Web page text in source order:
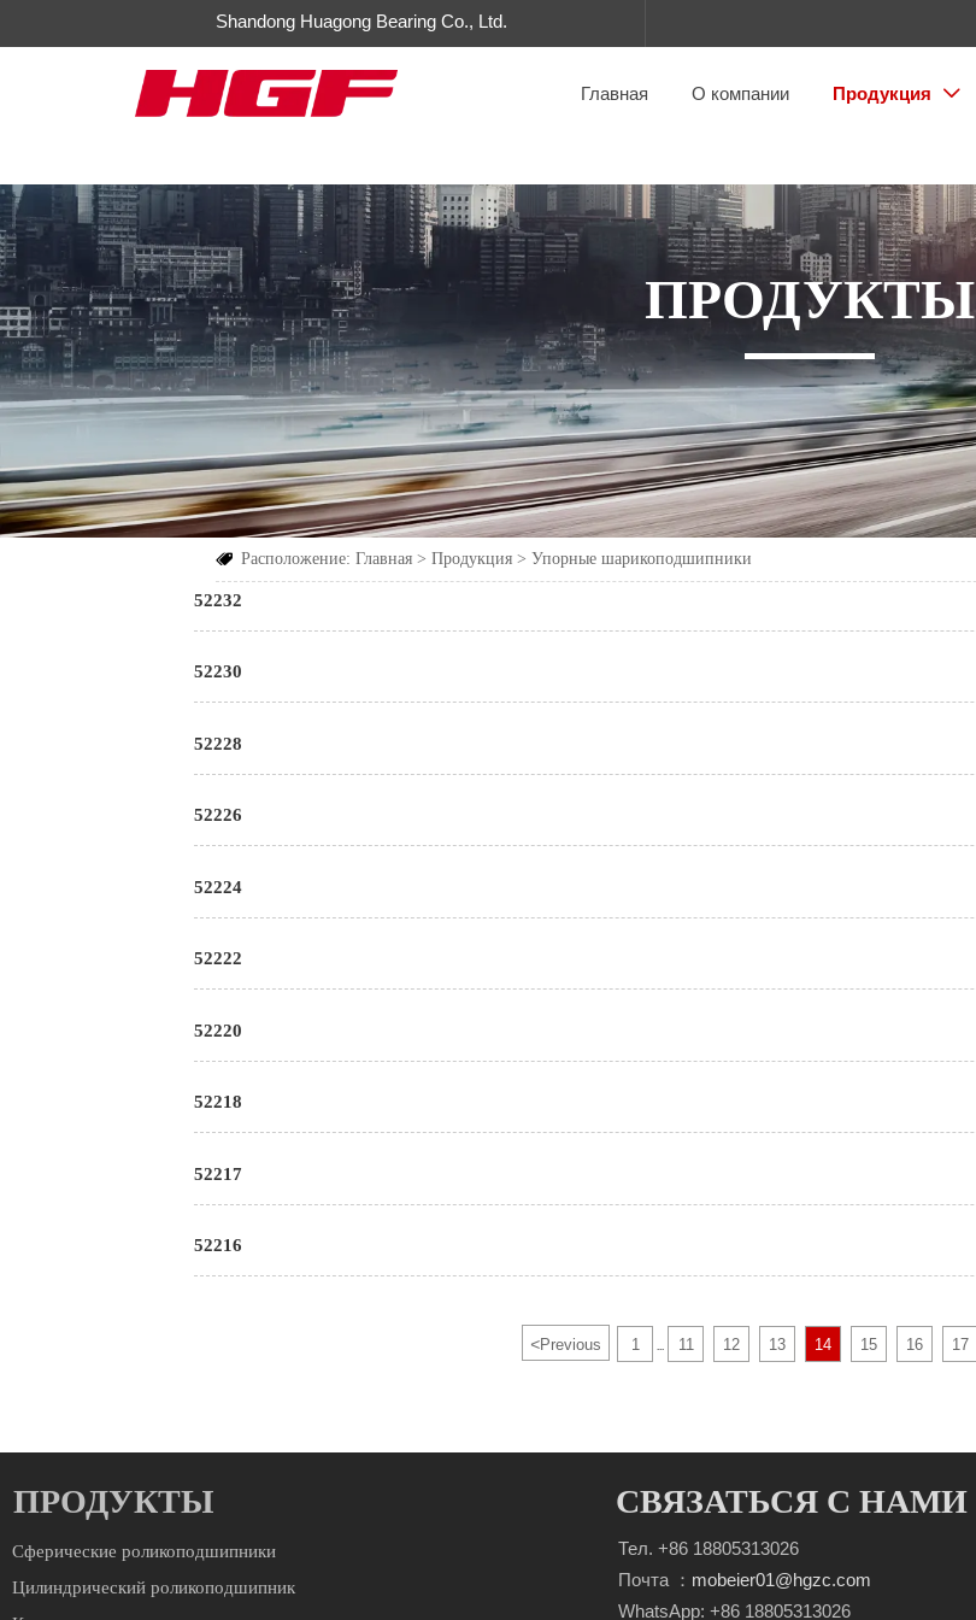
Shandong Huagong Bearing Co., Ltd.
Главная О компании Продукция 
ПРОДУКТЫ
 Расположение:Главная >Продукция >Упорные шарикоподшипники
52232
52230
52228
52226
52224
52222
52220
52218
52217
52216
<Previous 1 11 12 13 14 15 16 17
ПРОДУКТЫ
Сферические роликоподшипники
Цилиндрический роликоподшипник
СВЯЗАТЬСЯ С НАМИ
Тел. +86 18805313026
Почта ： mobeier01@hgzc.com
WhatsApp: +86 18805313026